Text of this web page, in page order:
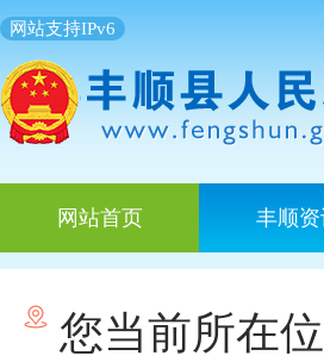
网站支持IPv6
网站首页 丰顺
您当前所在